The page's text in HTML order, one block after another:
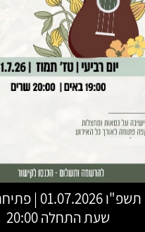
תשפ"ו
שעת התחלה 20:00